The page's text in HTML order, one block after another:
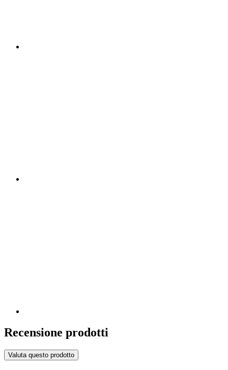
Recensione prodotti
Valuta questo prodotto